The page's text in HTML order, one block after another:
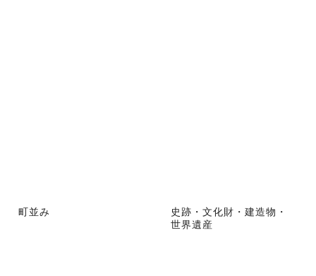
町並み
史跡・文化財・建造物・
世界遺産